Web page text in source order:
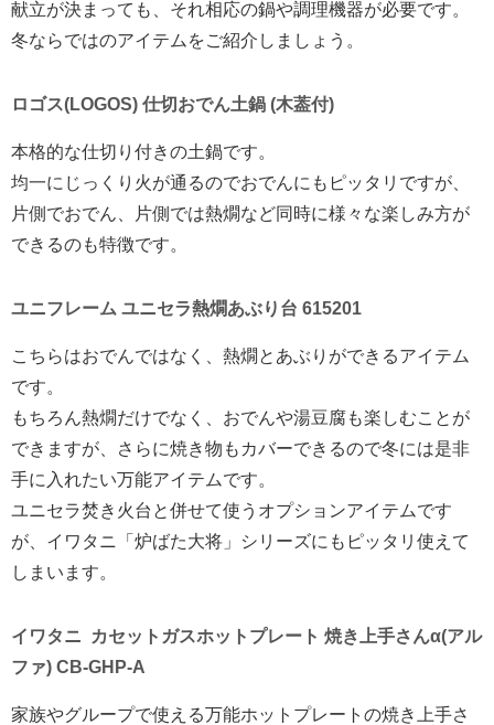
献立が決まっても、それ相応の鍋や調理機器が必要です。
冬ならではのアイテムをご紹介しましょう。
ロゴス(LOGOS) 仕切おでん土鍋 (木葢付)
本格的な仕切り付きの土鍋です。
均一にじっくり火が通るのでおでんにもピッタリですが、
片側でおでん、片側では熱燗など同時に様々な楽しみ方が
できるのも特徴です。
ユニフレーム ユニセラ熱燗あぶり台 615201
こちらはおでんではなく、熱燗とあぶりができるアイテム
です。
もちろん熱燗だけでなく、おでんや湯豆腐も楽しむことが
できますが、さらに焼き物もカバーできるので冬には是非
手に入れたい万能アイテムです。
ユニセラ焚き火台と併せて使うオプションアイテムです
が、イワタニ「炉ばた大将」シリーズにもピッタリ使えて
しまいます。
イワタニ カセットガスホットプレート 焼き上手さんα(アル
ファ) CB-GHP-A
家族やグループで使える万能ホットプレートの焼き上手さ